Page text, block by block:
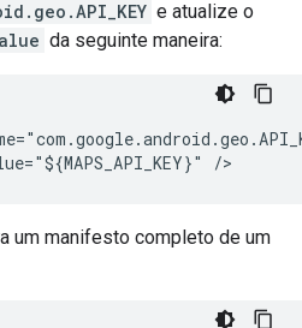
e atualize o
da seguinte maneira:
um manifesto completo de um